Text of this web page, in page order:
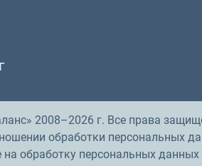
2008–2026 г. Все права
обработки персональных
на обработку персональных данных